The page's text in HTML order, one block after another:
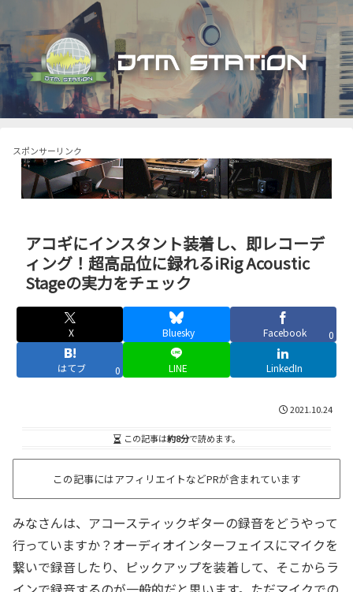
スポンサーリンク
アコギにインスタント装着し、即レコーデ
ィング！超高品位に録れるiRig Acoustic
Stageの実力をチェック
X Bluesky Facebook 0
はてブ 0 LINE LinkedIn
2021.10.24
この記事は約8分で読めます。
この記事にはアフィリエイトなどPRが含まれています
みなさんは、アコースティックギターの録音をどうやって
行っていますか？オーディオインターフェイスにマイクを
繋いで録音したり、ピックアップを装着して、そこからラ